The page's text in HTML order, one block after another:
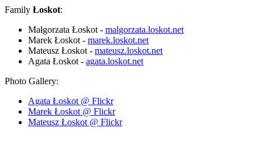
Family Łoskot:
Małgorzata Łoskot - malgorzata.loskot.net
Marek Łoskot - marek.loskot.net
Mateusz Łoskot - mateusz.loskot.net
Agata Łoskot - agata.loskot.net
Photo Gallery:
Agata Łoskot @ Flickr
Marek Łoskot @ Flickr
Mateusz Łoskot @ Flickr